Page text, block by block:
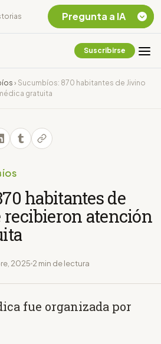
Suscribirse
› Sucumbíos: 870 habitantes de Jivino
gratuita
habitantes de
atención
2025 2 min de lectura
fue organizada por
Pregunta a IA
Chevron Ecuador